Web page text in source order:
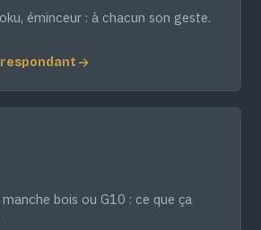
éminceur : à chacun son geste.
bois ou G10 : ce que ça